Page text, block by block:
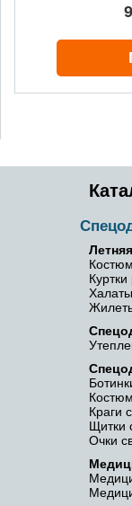
Краги
Щитки
Очки